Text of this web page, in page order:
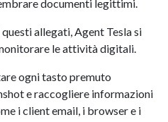
documenti legittimi.
allegati, Agent Tesla si
le attività digitali.
ogni tasto premuto
e raccogliere informazioni
i client email, i browser e i